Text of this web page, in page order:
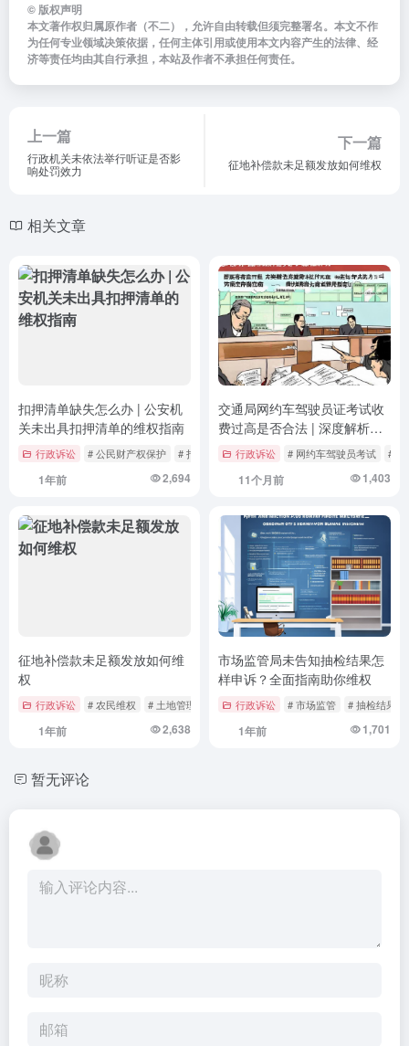
©版权声明
本文著作权归属原作者（不二），允许自由转载但须完整署名。本文不作
为任何专业领域决策依据，任何主体引用或使用本文内容产生的法律、经
济等责任均由其自行承担，本站及作者不承担任何责任。
上一篇
行政机关未依法举行听证是否影
响处罚效力
下一篇
征地补偿款未足额发放如何维权
相关文章
扣押清单缺失怎么办 | 公安机
关未出具扣押清单的维权指南
行政诉讼 # 公民财产权保护 # 扣押程序规范 # 执法监督机制
1年前 2,694
交通局网约车驾驶员证考试收
费过高是否合法 | 深度解析行
政事业性收费的法定边界与维
行政诉讼 # 网约车驾驶员考试 # 考
11个月前 1,403
征地补偿款未足额发放如何维
权
行政诉讼 # 农民维权 # 土地管理法 # 征地补偿
1年前 2,638
市场监管局未告知抽检结果怎
样申诉？全面指南助你维权
行政诉讼 # 市场监管 # 抽检结果
1年前 1,701
暂无评论